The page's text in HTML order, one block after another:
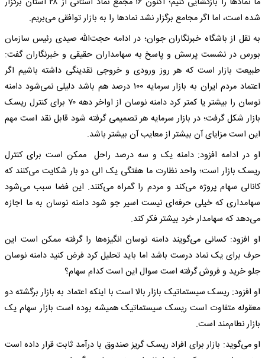
شده است، اما اگر مجامع برگزار نشد نمادها را به بازار توافقی می‌بریم.
به نقل از باشگاه خبرنگاران جوان؛ در ادامه حجت‌الله صیدی رئیس سازمان
بورس در نشست پرسش و پاسخ به سهامداران حقیقی و خبرنگاران گفت:
طبیعت بازار است که هر روز ورودی و خروجی نقدینگی داشته باشیم اگر
اعتماد مردم ایران به بازار سرمایه ۱۰۰ درصد هم باشد دلیلی نمی‌شود دامنه
نوسان را بیشتر یا کمتر کرد دامنه نوسان از اواخر دهه ۷۰ برای کنترل ریسک
بازار شکل گرفت؛ در بازار سرمایه هر تصمیمی گرفته شود قابل نقد است مهم
این است مزایای آن بیشتر از معایب آن بیشتر باشد.
او در ادامه افزود: دامنه یک و سه درصد راحل ممکن است برای کنترل
ریسک بازار است؛ واحد نظارت ما هفتگی یک الی دو بار شکایت می‌کنند که
کانالی سهام پروژه می‌کند و مردم را گمراه می‌کنند. این فضا سبب می‌شود
سهامداری که خیلی حرفه‌ای نیست اسیر جو شود دامنه نوسان به ما اجازه
می‌دهد که سهامدار خرد بیشتر فکر کند.
او افزود: کسانی می‌گویند دامنه نوسان انگیزه‌ها را گرفته ممکن است این
حرف برای یک نماد درست باشد اما باید تحلیل کرد فرض کنید دامنه نوسان
جلو خرید و فروش گرفته است سوال این است کدام سهام؟
او افزود: ریسک سیستماتیک بازار بالا است با اینکه اعتماد به بازار برگشته دو
معقوله متفاوت است ریسک سیستماتیک همیشه بوده است بازار سهام یک
بازار نطام‌مند است.
او می‌گوید: بازار برای افراد ریسک گریز صندوق با درآمد ثابت قرار داده است